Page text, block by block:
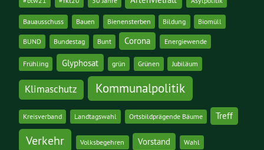
Bauausschuss Bauen Bienensterben Bildung Biomüll
BUND Bundestag Bunt Corona Energiewende
Frühling Glyphosat grün Grünen Jubiläum
Klimaschutz Kommunalpolitik
Kreisverband Landtagswahl Ortsbildprägende Bäume Treff
Verkehr Volksbegehren Vorstand Wahl